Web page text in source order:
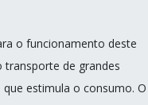
o funcionamento deste
de grandes
estimula o consumo. O